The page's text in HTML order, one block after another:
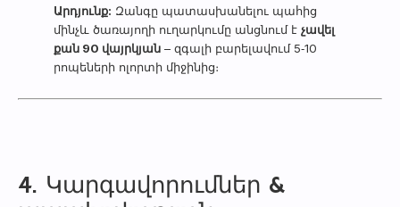
Արդյունք: Զանգը պատասխանելու պահից
մինչև ծառայողի ուղարկումը անցնում է չավել
քան 90 վայրկյան – զգալի բարելավում 5‑10
րոպեների ոլորտի միջինից։
4. Կարգավորումներ &